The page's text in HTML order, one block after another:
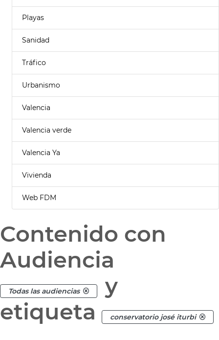
Playas
Sanidad
Tráfico
Urbanismo
Valencia
Valencia verde
Valencia Ya
Vivienda
Web FDM
Contenido con
Audiencia
Todas las audiencias
y
etiqueta
conservatorio josé iturbi